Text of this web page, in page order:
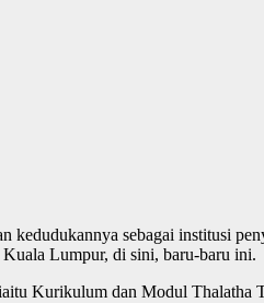
sebagai institusi
Lumpur, di sini, baru-baru ini.
Kurikulum dan Modul Thalatha